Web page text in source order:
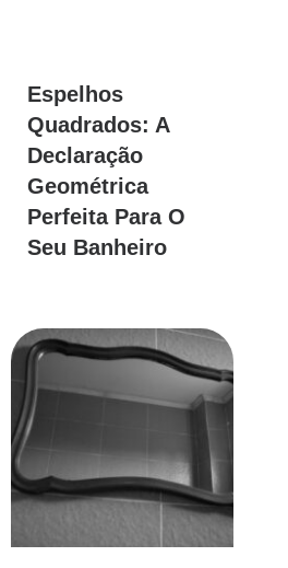
Espelhos
Quadrados: A
Declaração
Geométrica
Perfeita Para O
Seu Banheiro